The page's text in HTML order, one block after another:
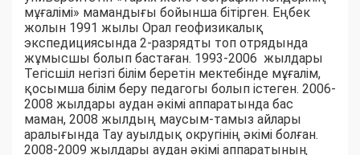
мұғалімі» мамандығы бойынша бітірген. Еңбек
жолын 1991 жылы Орал геофизикалық
экспедициясында 2-разрядты топ отрядында
жұмысшы болып бастаған. 1993-2006 жылдары
Тегісшіл негізгі білім беретін мектебінде мұғалім,
қосымша білім беру педагогы болып істеген. 2006-
2008 жылдары аудан әкімі аппаратында бас
маман, 2008 жылдың маусым-тамыз айлары
аралығында Тау ауылдық округінің әкімі болған.
2008-2009 жылдары аудан әкімі аппаратының